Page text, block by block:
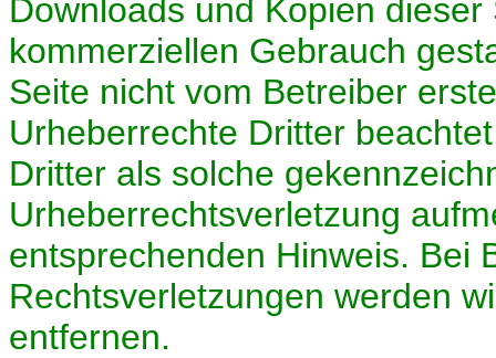
Downloads und Kopien
kommerziellen Gebrauch
Seite nicht vom Betreiber
Urheberrechte Dritter
Dritter als solche
Urheberrechtsverletzung
entsprechenden Hinweis. Bei
Rechtsverletzungen werden
entfernen.